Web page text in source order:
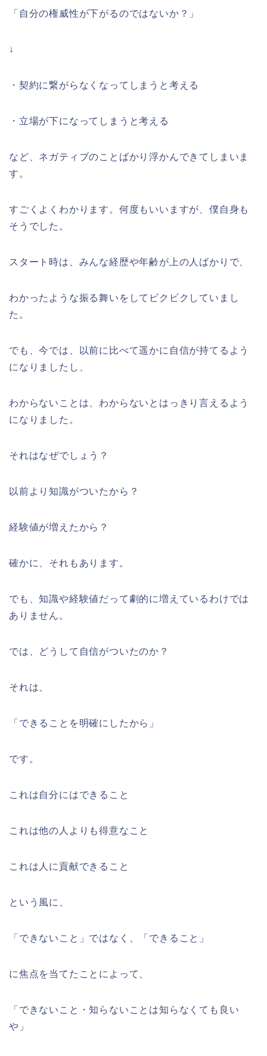
「自分の権威性が下がるのではないか？」
↓
・契約に繋がらなくなってしまうと考える
・立場が下になってしまうと考える
など、ネガティブのことばかり浮かんできてしまいま
す。
すごくよくわかります。何度もいいますが、僕自身も
そうでした。
スタート時は、みんな経歴や年齢が上の人ばかりで、
わかったような振る舞いをしてビクビクしていまし
た。
でも、今では、以前に比べて遥かに自信が持てるよう
になりましたし、
わからないことは、わからないとはっきり言えるよう
になりました。
それはなぜでしょう？
以前より知識がついたから？
経験値が増えたから？
確かに、それもあります。
でも、知識や経験値だって劇的に増えているわけでは
ありません。
では、どうして自信がついたのか？
それは、
「できることを明確にしたから」
です。
これは自分にはできること
これは他の人よりも得意なこと
これは人に貢献できること
という風に、
「できないこと」ではなく、「できること」
に焦点を当てたことによって、
「できないこと・知らないことは知らなくても良い
や」